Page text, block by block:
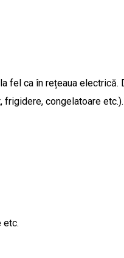
fel ca în rețeaua
frigidere, congelatoare etc.).
etc.